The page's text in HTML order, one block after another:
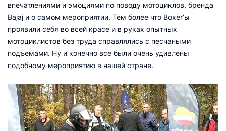
впечатлениями и эмоциями по поводу мотоциклов, бренда
Bajaj и о самом мероприятии. Тем более что Boxer’ы
проявили себя во всей красе и в руках опытных
мотоциклистов без труда справлялись с песчаными
подъемами. Ну и конечно все были очень удивлены
подобному мероприятию в нашей стране.